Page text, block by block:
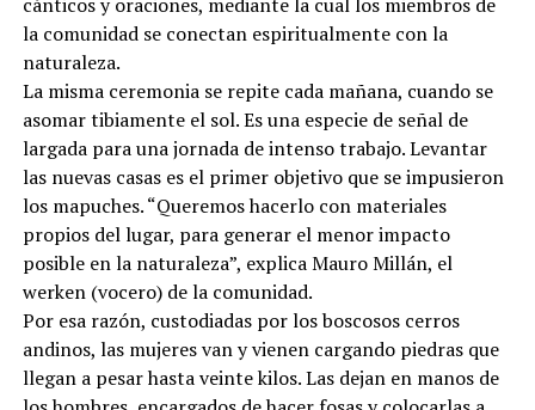
la comunidad se conectan espiritualmente con la
naturaleza.
La misma ceremonia se repite cada mañana, cuando se
asomar tibiamente el sol. Es una especie de señal de
largada para una jornada de intenso trabajo. Levantar
las nuevas casas es el primer objetivo que se impusieron
los mapuches. “Queremos hacerlo con materiales
propios del lugar, para generar el menor impacto
posible en la naturaleza”, explica Mauro Millán, el
werken (vocero) de la comunidad.
Por esa razón, custodiadas por los boscosos cerros
andinos, las mujeres van y vienen cargando piedras que
llegan a pesar hasta veinte kilos. Las dejan en manos de